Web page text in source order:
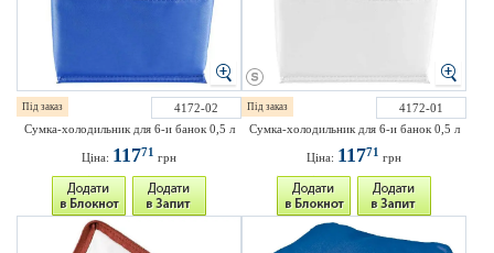
Під заказ
4172-02
Сумка-холодильник для 6-и банок 0,5 л
Ціна: 11771 грн
Під заказ
4172-01
Сумка-холодильник для 6-и банок 0,5 л
Ціна: 11771 грн